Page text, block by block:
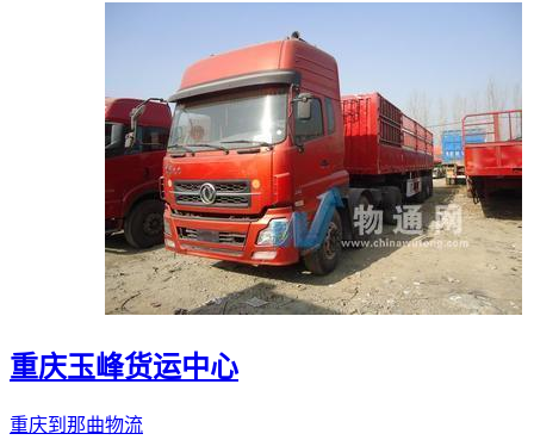
重庆玉峰货运中心
重庆到那曲物流